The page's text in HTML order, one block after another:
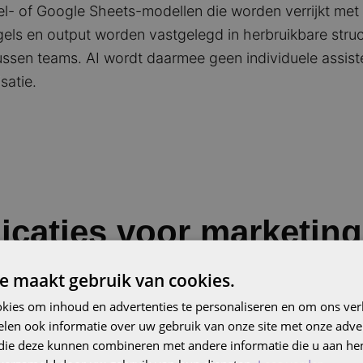
of Google Sheets-modellen die worden verrijkt
en output worden vastgelegd in herbruikbare
teams. AI wordt daarmee geen individuele
voor
een fundamentele verandering in de
inzichten. Denk aan advertentieanalyse waarbij
maakt gebruik van cookies.
om inhoud en advertenties te personaliseren en om ons
ook informatie over uw gebruik van onze site met onze
deze kunnen combineren met andere informatie die u aan